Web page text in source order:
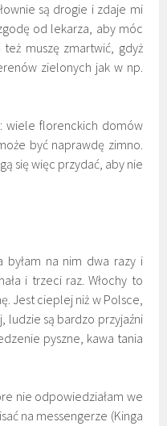
są drogie i zdaje mi
od lekarza, aby móc
muszę zmartwić, gdyż
zielonych jak w np.
wiele florenckich domów
być naprawdę zimno.
się więc przydać, aby nie
byłam na nim dwa razy i
i trzeci raz. Włochy to
Jest cieplej niż w Polsce,
ludzie są bardzo przyjaźni
pyszne, kawa tania
nie odpowiedziałam we
na messengerze (Kinga